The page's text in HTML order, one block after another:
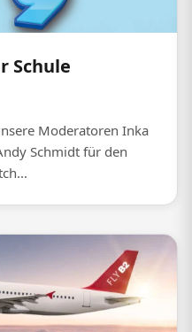
Schule
Moderatoren Inka
Schmidt für den